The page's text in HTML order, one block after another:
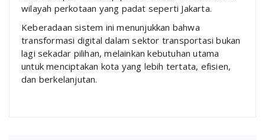
wilayah perkotaan yang padat seperti Jakarta.
Keberadaan sistem ini menunjukkan bahwa
transformasi digital dalam sektor transportasi bukan
lagi sekadar pilihan, melainkan kebutuhan utama
untuk menciptakan kota yang lebih tertata, efisien,
dan berkelanjutan.